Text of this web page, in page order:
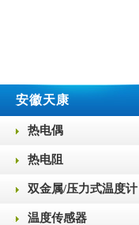
安徽天康
热电偶
热电阻
双金属/压力式温度计
温度传感器